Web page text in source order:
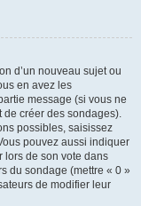
d’un nouveau sujet ou
en avez les
message (si vous ne
de créer des sondages).
possibles, saisissez
pouvez aussi indiquer
lors de son vote dans
du sondage (mettre « 0 »
de modifier leur